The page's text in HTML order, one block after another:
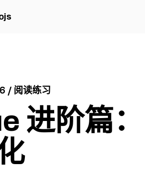
/ 阅读练习
进阶篇